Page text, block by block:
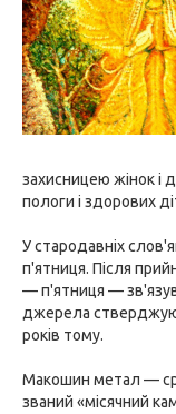
захисницею жінок і
пологи і здорових
У стародавніх
п'ятниця. Після
— п'ятниця —
джерела
років тому.
Макошин метал —
званий «місячний